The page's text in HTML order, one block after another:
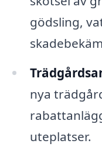
gödsling,
nya
uteplatser.